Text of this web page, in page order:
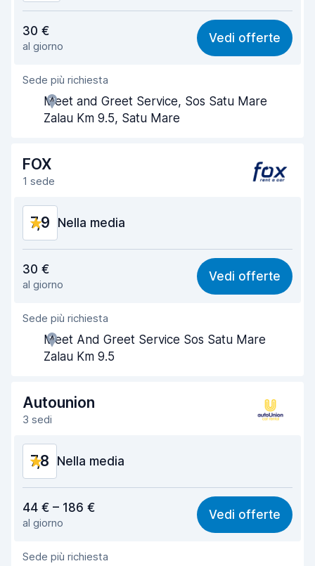
7,8
Facile da trovare 8,2
Gentilezza degli agenti
Rapidità del ritiro
Pulizia del veicolo 8,0
Condizioni dell'auto
30 €
al giorno
Vedi offerte
Sede più richiesta
Meet and Greet Service, Sos Satu Mare
Zalau Km 9.5, Satu Mare
FOX
1 sede
7,9 Nella media
7,7
Facile da trovare 8,2
Gentilezza degli agenti
Rapidità del ritiro
Pulizia del veicolo 7,8
Condizioni dell'auto
30 €
al giorno
Vedi offerte
Sede più richiesta
Meet And Greet Service Sos Satu Mare
Zalau Km 9.5
Autounion
3 sedi
7,8 Nella media
7,1
Facile da trovare 8,2
Gentilezza degli agenti
44 € – 186 €
al giorno
Vedi offerte
Sede più richiesta